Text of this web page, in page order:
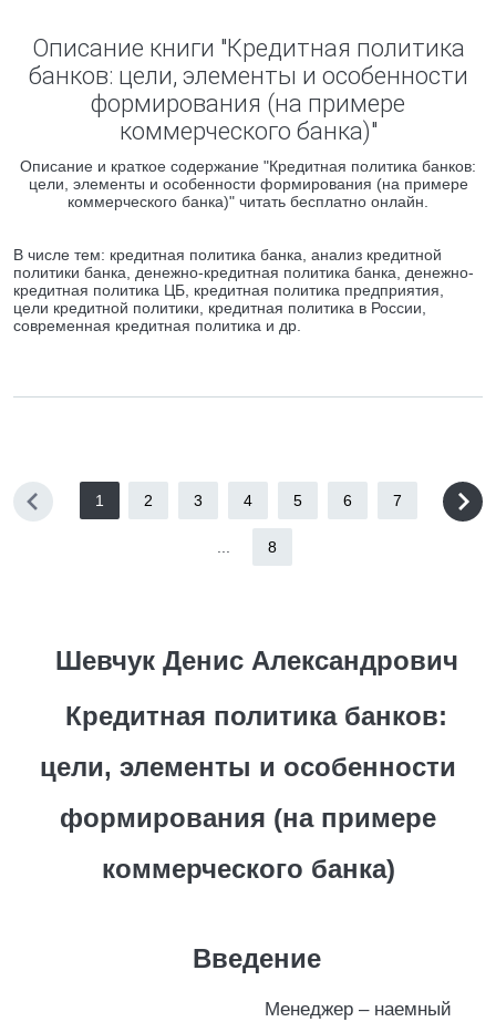
Описание книги "Кредитная политика
банков: цели, элементы и особенности
формирования (на примере
коммерческого банка)"
Описание и краткое содержание "Кредитная политика банков:
цели, элементы и особенности формирования (на примере
коммерческого банка)" читать бесплатно онлайн.
В числе тем: кредитная политика банка, анализ кредитной
политики банка, денежно-кредитная политика банка, денежно-
кредитная политика ЦБ, кредитная политика предприятия,
цели кредитной политики, кредитная политика в России,
современная кредитная политика и др.
1 2 3 4 5 6 7
8
Шевчук Денис Александрович
Кредитная политика банков:
цели, элементы и особенности
формирования (на примере
коммерческого банка)
Введение
Менеджер – наемный